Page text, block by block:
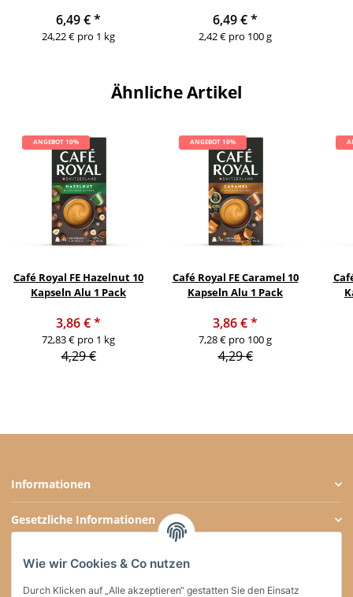
6,49 €*
24,22 € pro 1 kg
6,49 €*
2,42 € pro 100 g
Ähnliche Artikel
ANGEBOT 10%
Café Royal FE Hazelnut 10
Kapseln Alu 1 Pack
3,86 €*
72,83 € pro 1 kg
4,29 €
ANGEBOT 10%
Café Royal FE Caramel 10
Kapseln Alu 1 Pack
3,86 €*
7,28 € pro 100 g
4,29 €
Informationen
Gesetzliche Informationen
Social Media
Wie wir Cookies & Co nutzen
Durch Klicken auf „Alle akzeptieren“ gestatten Sie den Einsatz